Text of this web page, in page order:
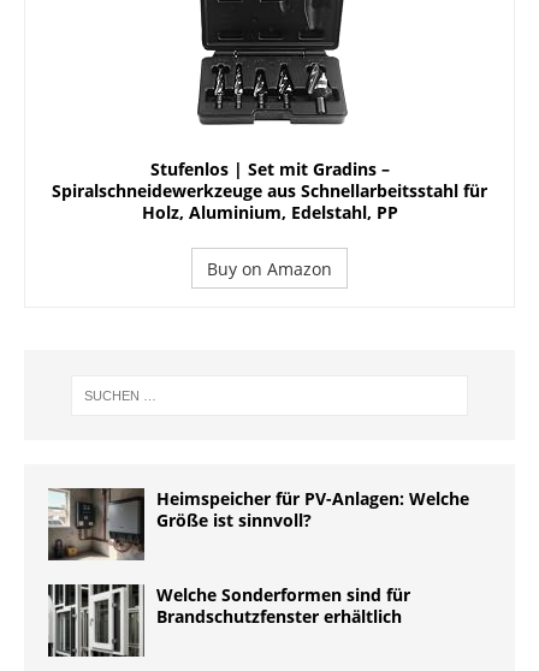
Stufenlos | Set mit Gradins –
Spiralschneidewerkzeuge aus Schnellarbeitsstahl für
Holz, Aluminium, Edelstahl, PP
Buy on Amazon
Heimspeicher für PV-Anlagen: Welche
Größe ist sinnvoll?
Welche Sonderformen sind für
Brandschutzfenster erhältlich